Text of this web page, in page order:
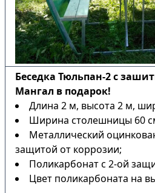
Беседка Тюльпан-2 с
Мангал в подарок!
Длина 2 м, высота 2 м,
Ширина столешницы 60
Металлический
защитой от коррозии;
Поликарбонат с 2-ой
Цвет поликарбоната на